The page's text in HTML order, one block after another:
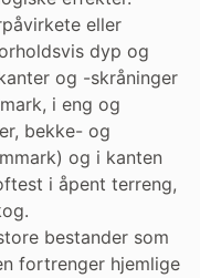
eller
dyp og
og -skråninger
i eng og
bekke- og
og i kanten
i åpent terreng,
bestander som
fortrenger hjemlige